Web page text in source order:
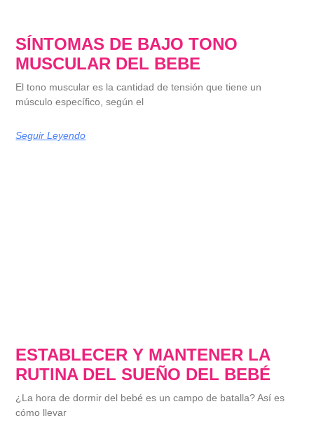
SÍNTOMAS DE BAJO TONO
MUSCULAR DEL BEBE
El tono muscular es la cantidad de tensión que tiene un
músculo específico, según el
Seguir Leyendo
ESTABLECER Y MANTENER LA
RUTINA DEL SUEÑO DEL BEBÉ
¿La hora de dormir del bebé es un campo de batalla? Así es
cómo llevar